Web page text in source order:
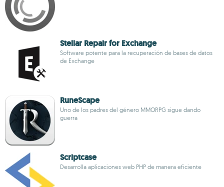
Stellar Repair for Exchange
Software potente para la recuperación de bases de datos
de Exchange
RuneScape
Uno de los padres del género MMORPG sigue dando
guerra
Scriptcase
Desarrolla aplicaciones web PHP de manera eficiente